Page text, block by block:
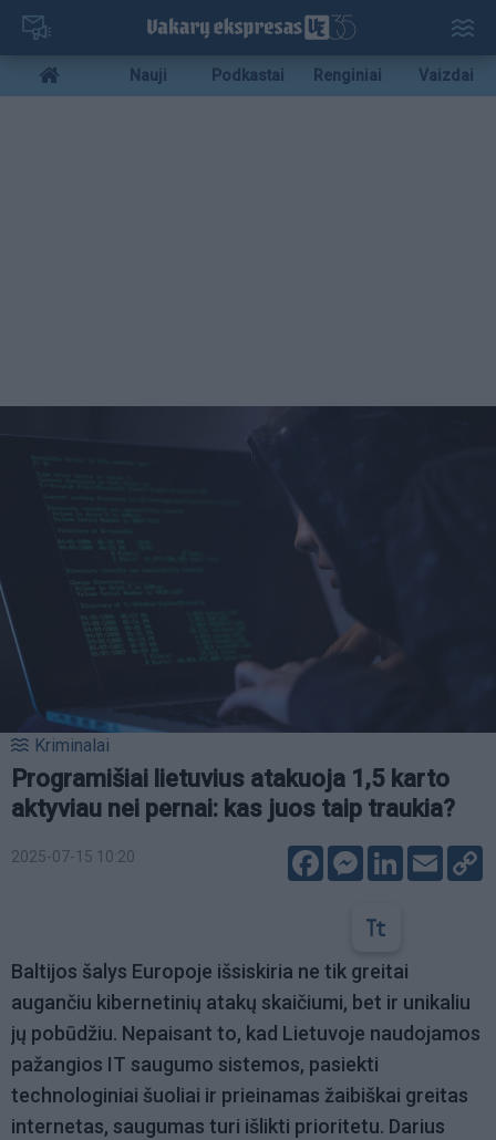
Pereiti
pagrindinį
turinį
Mobile
menu
Nauji Podkastai Renginiai Vaizdai
Kriminalai
Programišiai lietuvius atakuoja 1,5 karto
aktyviau nei pernai: kas juos taip traukia?
2025-07-15 10:20 FacebookMessenger
LinkedIn
Email
Baltijos šalys Europoje išsiskiria ne tik greitai
augančiu kibernetinių atakų skaičiumi, bet ir unikaliu
jų pobūdžiu. Nepaisant to, kad Lietuvoje naudojamos
pažangios IT saugumo sistemos, pasiekti
technologiniai šuoliai ir prieinamas žaibiškai greitas
internetas, saugumas turi išlikti prioritetu. Darius